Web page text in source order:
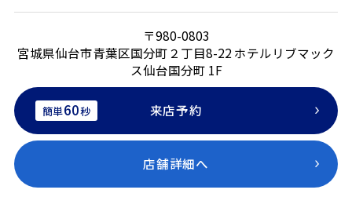
〒980-0803
宮城県仙台市青葉区国分町２丁目8-22 ホテルリブマック
ス仙台国分町 1F
簡単60秒 来店予約
店舗詳細へ